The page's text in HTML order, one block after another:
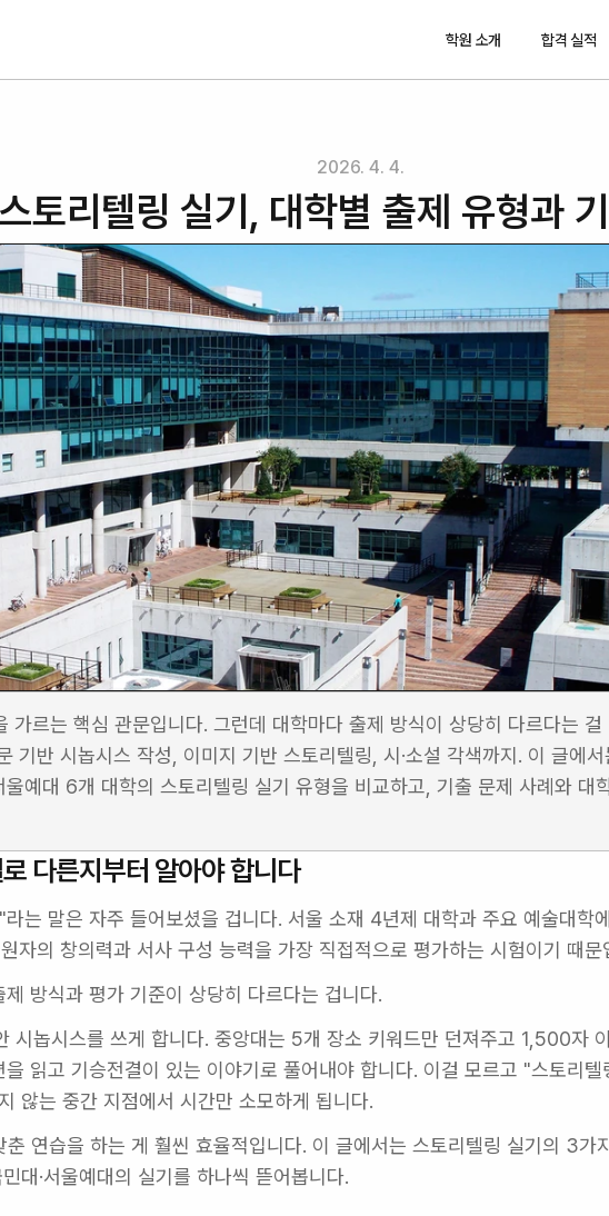
학원 소개 합격 실적
2026. 4. 4.
토리텔링 실기, 대학별 출제 유형과
가르는 핵심 관문입니다. 그런데 대학마다 출제 방식이 상당히 다르다는 걸
기반 시놉시스 작성, 이미지 기반 스토리텔링, 시·소설 각색까지. 이 글에서
예대 6개 대학의 스토리텔링 실기 유형을 비교하고, 기출 문제 사례와 대
다른지부터 알아야 합니다
는 말은 자주 들어보셨을 겁니다. 서울 소재 4년제 대학과 주요 예술대학
자의 창의력과 서사 구성 능력을 가장 직접적으로 평가하는 시험이기 때문
방식과 평가 기준이 상당히 다르다는 겁니다.
시놉시스를 쓰게 합니다. 중앙대는 5개 장소 키워드만 던져주고 1,500자
읽고 기승전결이 있는 이야기로 풀어내야 합니다. 이걸 모르고 "스토리텔
않는 중간 지점에서 시간만 소모하게 됩니다.
연습을 하는 게 훨씬 효율적입니다. 이 글에서는 스토리텔링 실기의 3가
대·서울예대의 실기를 하나씩 뜯어봅니다.